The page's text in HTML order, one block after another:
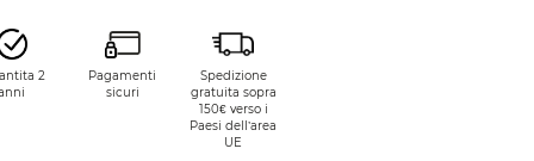
2
Pagamenti
sicuri
Spedizione
gratuita sopra
150€ verso i
Paesi dell’area
UE